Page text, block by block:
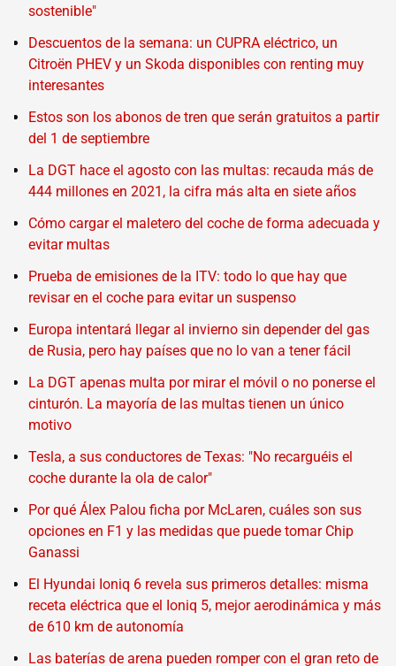
sostenible"
Descuentos de la semana: un CUPRA eléctrico, un
Citroën PHEV y un Skoda disponibles con renting muy
interesantes
Estos son los abonos de tren que serán gratuitos a partir
del 1 de septiembre
La DGT hace el agosto con las multas: recauda más de
444 millones en 2021, la cifra más alta en siete años
Cómo cargar el maletero del coche de forma adecuada y
evitar multas
Prueba de emisiones de la ITV: todo lo que hay que
revisar en el coche para evitar un suspenso
Europa intentará llegar al invierno sin depender del gas
de Rusia, pero hay países que no lo van a tener fácil
La DGT apenas multa por mirar el móvil o no ponerse el
cinturón. La mayoría de las multas tienen un único
motivo
Tesla, a sus conductores de Texas: "No recarguéis el
coche durante la ola de calor"
Por qué Álex Palou ficha por McLaren, cuáles son sus
opciones en F1 y las medidas que puede tomar Chip
Ganassi
El Hyundai Ioniq 6 revela sus primeros detalles: misma
receta eléctrica que el Ioniq 5, mejor aerodinámica y más
de 610 km de autonomía
Las baterías de arena pueden romper con el gran reto de